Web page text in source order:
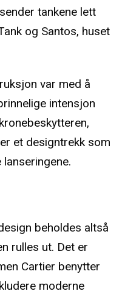
tankene lett
og Santos, huset
var med å
intensjon
et designtrekk som
beholdes altså
rulles ut. Det er
Cartier benytter
moderne